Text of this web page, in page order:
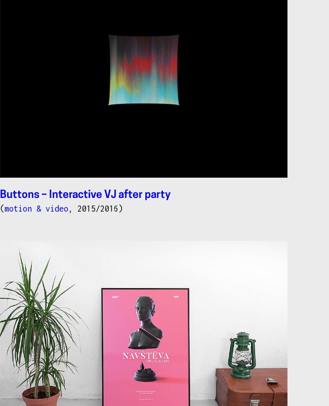
Buttons – Interactive VJ after party
(motion & video , 2015/2016)